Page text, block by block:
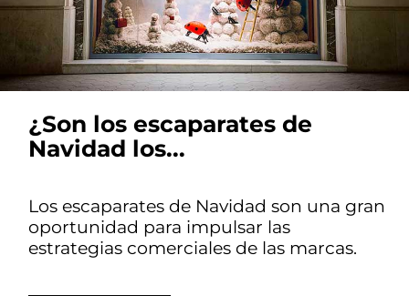
¿Son los escaparates de
Navidad los...
Los escaparates de Navidad son una gran
oportunidad para impulsar las
estrategias comerciales de las marcas.